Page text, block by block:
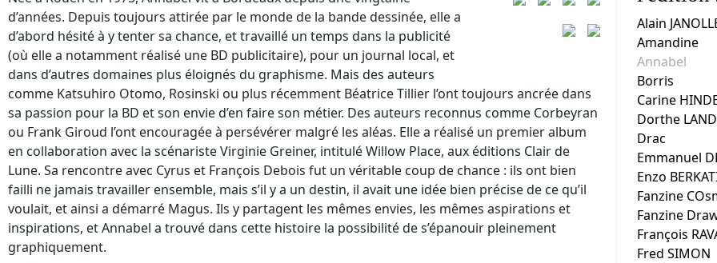
d’années. Depuis toujours attirée par le monde de la bande dessinée, elle a
d’abord hésité à y tenter sa chance, et travaillé un temps dans la publicité
(où elle a notamment réalisé une BD publicitaire), pour un journal local, et
dans d’autres domaines plus éloignés du graphisme. Mais des auteurs
comme Katsuhiro Otomo, Rosinski ou plus récemment Béatrice Tillier l’ont toujours ancrée dans
sa passion pour la BD et son envie d’en faire son métier. Des auteurs reconnus comme Corbeyran
ou Frank Giroud l’ont encouragée à persévérer malgré les aléas. Elle a réalisé un premier album
en collaboration avec la scénariste Virginie Greiner, intitulé Willow Place, aux éditions Clair de
Lune. Sa rencontre avec Cyrus et François Debois fut un véritable coup de chance : ils ont bien
failli ne jamais travailler ensemble, mais s’il y a un destin, il avait une idée bien précise de ce qu’il
voulait, et ainsi a démarré Magus. Ils y partagent les mêmes envies, les mêmes aspirations et
inspirations, et Annabel a trouvé dans cette histoire la possibilité de s’épanouir pleinement
graphiquement.
Alain
Amandine
Annabel
Borris
Carine
Dorthe
Drac
Emmanuel
Enzo
Fanzine
Fanzine
François
Fred SIMON